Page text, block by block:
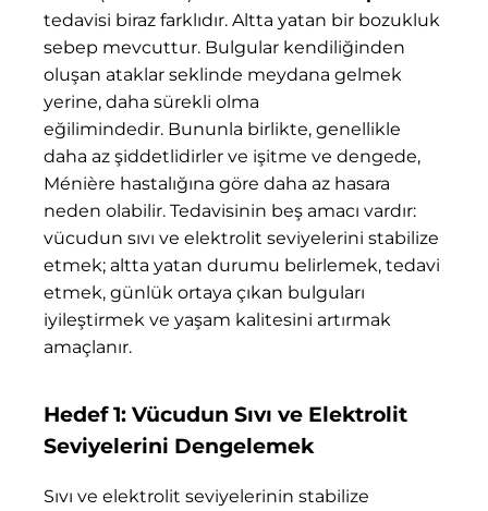
tedavisi biraz farklıdır. Altta yatan bir bozukluk
sebep mevcuttur. Bulgular kendiliğinden
oluşan ataklar seklinde meydana gelmek
yerine, daha sürekli olma
eğilimindedir. Bununla birlikte, genellikle
daha az şiddetlidirler ve işitme ve dengede,
Ménière hastalığına göre daha az hasara
neden olabilir. Tedavisinin beş amacı vardır:
vücudun sıvı ve elektrolit seviyelerini stabilize
etmek; altta yatan durumu belirlemek, tedavi
etmek, günlük ortaya çıkan bulguları
iyileştirmek ve yaşam kalitesini artırmak
amaçlanır.
Hedef 1: Vücudun Sıvı ve Elektrolit
Seviyelerini Dengelemek
Sıvı ve elektrolit seviyelerinin stabilize